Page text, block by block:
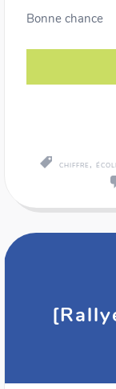
Bonne chance
CHIFFRE ,